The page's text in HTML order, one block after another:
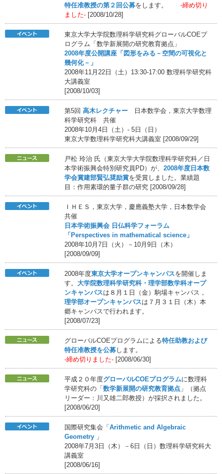
特任准教授の第２回公募をします。
-締め切り
ました- [2008/10/28]
東京大学大学院数理科学研究科グローバルCOEプ
ログラム「数学新展開の研究教育拠点」
2008年度公開講座「図形をみる－空間の可視化と
幾何化－」
2008年11月22日（土）13:30-17:00 数理科学研究科
大講義室
[2008/10/03]
第5回 高木レクチャー 日本数学会，東京大学数理
科学研究科 共催
2008年10月4日（土）- 5日（日）
東京大学数理科学研究科大講義室 [2008/09/29]
戸松 玲治 氏（東京大学大学院数理科学研究科／日
本学術振興会特別研究員PD）が、 2008年度日本数
学会賞建部賢弘奨励賞を受賞しました。業績題
目：作用素環的量子群の研究 [2008/09/28]
ＩＨＥＳ，東京大学，慶應義塾大学，日本数学会
共催
日本学術振興会 日仏科学フォーラム
「Perspectives in mathematical science」
2008年10月7日（火）－10月9日（木）
[2008/09/09]
2008年度東京大学オープンキャンパスを開催しま
す。 大学院数理科学研究科・理学部数学科オープ
ンキャンパスは８月１日（金）駒場キャンパス，
理学部オープンキャンパスは７月３１日（木）本
郷キャンパスで行われます。
[2008/07/23]
グローバルCOEプログラムによる特任助教および
特任准教授を公募します。
-締め切りました- [2008/06/30]
平成２０年度グローバルCOEプログラムに数理科
学研究科の「数学新展開の研究教育拠点 」（拠点
リーダー：川又雄二郎教授）が採択されました。
[2008/06/20]
国際研究集会「Arithmetic and Algebraic
Geometry 」
2008年7月3日（木）－6日（日）数理科学研究科大
講義室
[2008/06/16]